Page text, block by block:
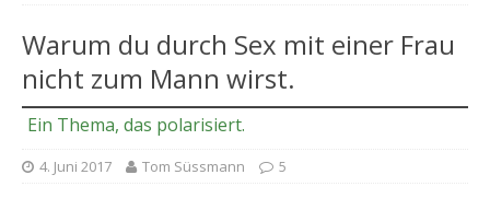
Warum du durch Sex mit einer Frau
nicht zum Mann wirst.
Ein Thema, das polarisiert.
4. Juni 2017 Tom Süssmann 5